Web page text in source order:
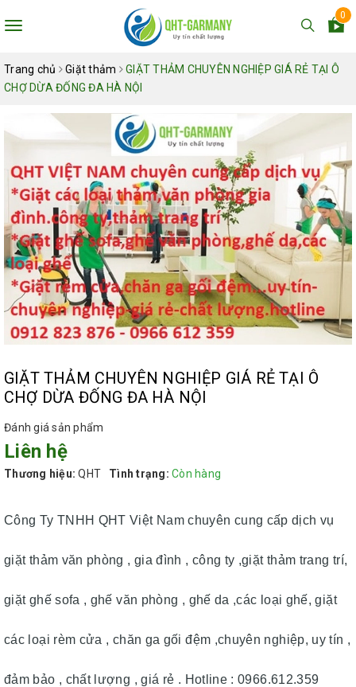
Toggle
0
Trang chủ Giặt thảm
GIẶT THẢM CHUYÊN NGHIỆP GIÁ RẺ TẠI Ô
CHỢ DỪA ĐỐNG ĐA HÀ NỘI
GIẶT THẢM CHUYÊN NGHIỆP GIÁ RẺ TẠI Ô
CHỢ DỪA ĐỐNG ĐA HÀ NỘI
Đánh giá sản phẩm
Liên hệ
Thương hiệu: QHT Tình trạng: Còn hàng
Công Ty TNHH QHT Việt Nam chuyên cung cấp dịch vụ
giặt thảm văn phòng , gia đình , công ty ,giặt thảm trang trí,
giặt ghế sofa , ghế văn phòng , ghế da ,các loại ghế, giặt
các loại rèm cửa , chăn ga gối đệm ,chuyên nghiệp, uy tín ,
đảm bảo , chất lượng , giá rẻ . Hotline : 0966.612.359